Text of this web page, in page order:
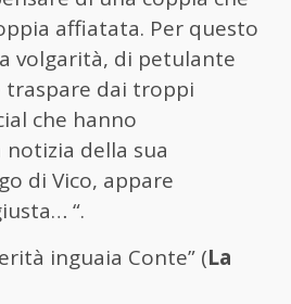
affiatata. Per questo
volgarità, di petulante
dai troppi
che hanno
della sua
di Vico, appare
“.
inguaia Conte” (La